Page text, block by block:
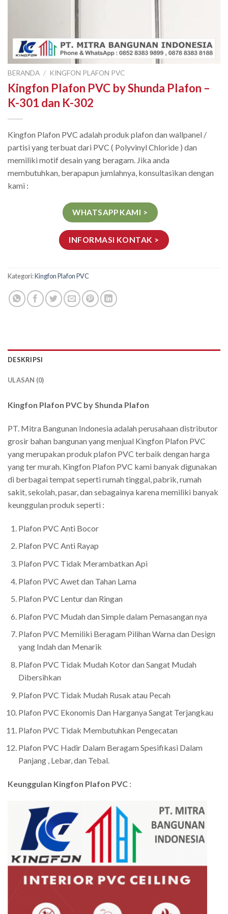
BERANDA / KINGFON PLAFON PVC
Kingfon Plafon PVC by Shunda Plafon –
K-301 dan K-302
Kingfon Plafon PVC adalah produk plafon dan wallpanel /
partisi yang terbuat dari PVC ( Polyvinyl Chloride ) dan
memiliki motif desain yang beragam. Jika anda
membutuhkan, berapapun jumlahnya, konsultasikan dengan
kami :
WHATSAPP KAMI >
INFORMASI KONTAK >
Kategori:Kingfon Plafon PVC
DESKRIPSI
ULASAN (0)
Kingfon Plafon PVC by Shunda Plafon
PT. Mitra Bangunan Indonesia adalah perusahaan distributor
grosir bahan bangunan yang menjual Kingfon Plafon PVC
yang merupakan produk plafon PVC terbaik dengan harga
yang ter murah. Kingfon Plafon PVC kami banyak digunakan
di berbagai tempat seperti rumah tinggal, pabrik, rumah
sakit, sekolah, pasar, dan sebagainya karena memiliki banyak
keunggulan produk seperti :
Plafon PVC Anti Bocor
Plafon PVC Anti Rayap
Plafon PVC Tidak Merambatkan Api
Plafon PVC Awet dan Tahan Lama
Plafon PVC Lentur dan Ringan
Plafon PVC Mudah dan Simple dalam Pemasangan nya
Plafon PVC Memiliki Beragam Pilihan Warna dan Design
yang Indah dan Menarik
Plafon PVC Tidak Mudah Kotor dan Sangat Mudah
Dibersihkan
Plafon PVC Tidak Mudah Rusak atau Pecah
Plafon PVC Ekonomis Dan Harganya Sangat Terjangkau
Plafon PVC Tidak Membutuhkan Pengecatan
Plafon PVC Hadir Dalam Beragam Spesifikasi Dalam
Panjang , Lebar, dan Tebal.
Keunggulan Kingfon Plafon PVC :